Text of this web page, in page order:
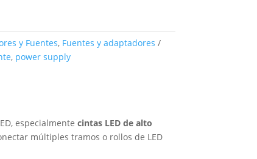
y Fuentes, Fuentes y adaptadores
, power supply
especialmentecintas LED de alto
múltiples tramos o rollos de LED